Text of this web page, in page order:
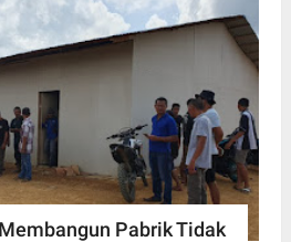
Pabrik Tidak